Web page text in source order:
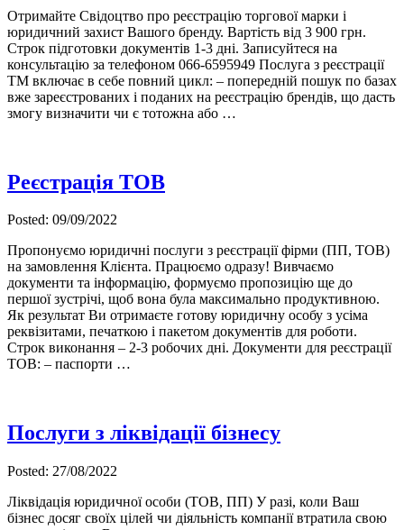
Отримайте Свідоцтво про реєстрацію торгової марки і
юридичний захист Вашого бренду. Вартість від 3 900 грн.
Строк підготовки документів 1-3 дні. Записуйтеся на
консультацію за телефоном 066-6595949 Послуга з реєстрації
ТМ включає в себе повний цикл: – попередній пошук по базах
вже зареєстрованих і поданих на реєстрацію брендів, що дасть
змогу визначити чи є тотожна або …
Реєстрація ТОВ
Posted: 09/09/2022
Пропонуємо юридичні послуги з реєстрації фірми (ПП, ТОВ)
на замовлення Клієнта. Працюємо одразу! Вивчаємо
документи та інформацію, формуємо пропозицію ще до
першої зустрічі, щоб вона була максимально продуктивною.
Як результат Ви отримаєте готову юридичну особу з усіма
реквізитами, печаткою і пакетом документів для роботи.
Строк виконання – 2-3 робочих дні. Документи для реєстрації
ТОВ: – паспорти …
Послуги з ліквідації бізнесу
Posted: 27/08/2022
Ліквідація юридичної особи (ТОВ, ПП) У разі, коли Ваш
бізнес досяг своїх цілей чи діяльність компанії втратила свою